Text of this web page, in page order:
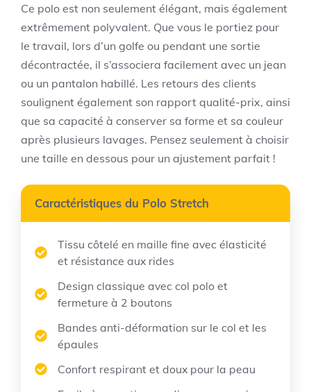
Ce polo est non seulement élégant, mais également
extrêmement polyvalent. Que vous le portiez pour
le travail, lors d’un golfe ou pendant une sortie
décontractée, il s’associera facilement avec un jean
ou un pantalon habillé. Les retours des clients
soulignent également son rapport qualité-prix, ainsi
que sa capacité à conserver sa forme et sa couleur
après plusieurs lavages. Pensez seulement à choisir
une taille en dessous pour un ajustement parfait !
Caractéristiques du Polo Stretch
Tissu côtelé en maille fine avec élasticité
et résistance aux rides
Design classique avec col polo et
fermeture à 2 boutons
Bandes anti-déformation sur le col et les
épaules
Confort respirant et doux pour la peau